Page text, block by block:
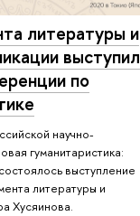
литературы и
выступил
по
научно-
гуманитаристика:
выступление
литературы и
Хусяинова.